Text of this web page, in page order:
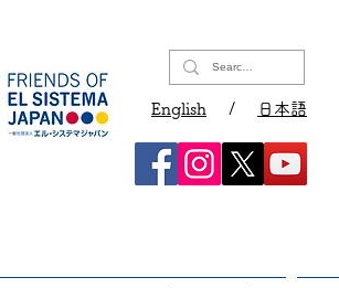
English / 日本語